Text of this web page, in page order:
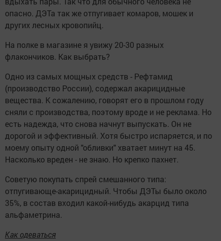
опасно. ДЭТа так же отпугивает комаров, мошек и
других лесных кровопийц.
На полке в магазине я увижу 20-30 разных
флакончиков. Как выбрать?
Одно из самых мощных средств - Рефтамид
(производство России), содержал акарицидные
вещества. К сожалению, говорят его в прошлом году
сняли с производства, поэтому вроде и не реклама. Но
есть надежда, что снова начнут выпускать. Он не
дорогой и эффективный. Хотя быстро испаряется, и по
моему опыту одной "обливки" хватает минут на 45.
Насколько вреден - не знаю. Но крепко пахнет.
Советую покупать спрей смешанного типа:
отпугивающе-акарицидный. Чтобы ДЭТы было около
35%, в состав входил какой-нибудь акарцид типа
альфаметрина.
Как одеваться